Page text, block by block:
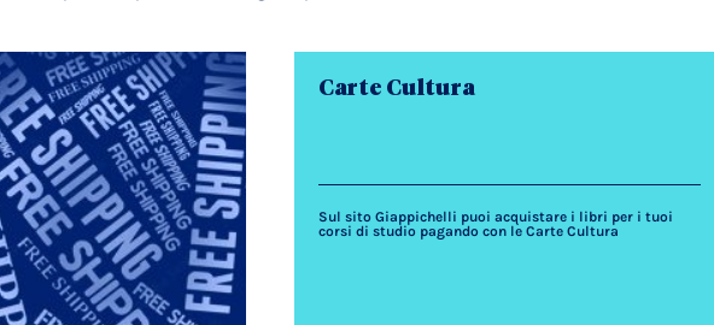
Carte Cultura
Sul sito Giappichelli puoi acquistare i libri per i tuoi
corsi di studio pagando con le Carte Cultura